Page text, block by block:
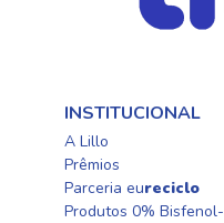
INSTITUCIONAL
A Lillo
Prêmios
Parceria eureciclo
Produtos 0% Bisfenol-